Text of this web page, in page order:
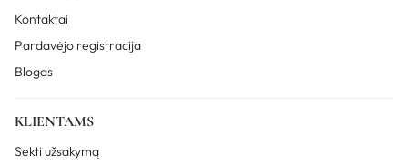
Kontaktai
Pardavėjo registracija
Blogas
KLIENTAMS
Sekti užsakymą